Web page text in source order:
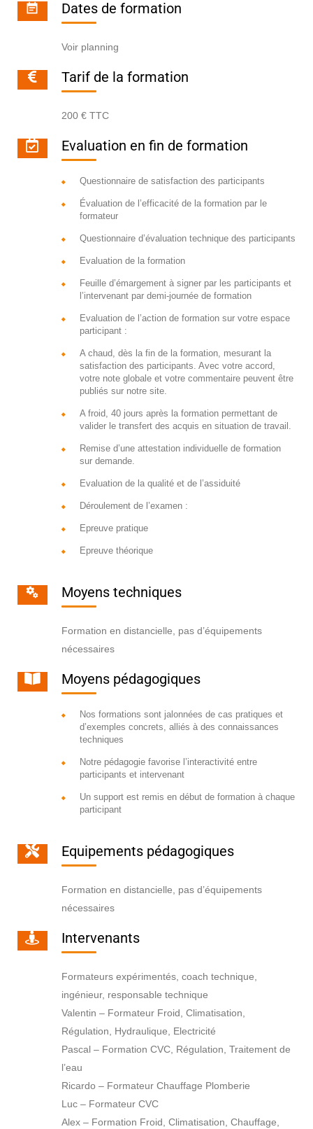
Dates de formation
Voir planning
Tarif de la formation
200 € TTC
Evaluation en fin de formation
Questionnaire de satisfaction des participants
Évaluation de l’efficacité de la formation par le
formateur
Questionnaire d’évaluation technique des participants
Evaluation de la formation
Feuille d’émargement à signer par les participants et
l’intervenant par demi-journée de formation
Evaluation de l’action de formation sur votre espace
participant :
A chaud, dès la fin de la formation, mesurant la
satisfaction des participants. Avec votre accord,
votre note globale et votre commentaire peuvent être
publiés sur notre site.
A froid, 40 jours après la formation permettant de
valider le transfert des acquis en situation de travail.
Remise d’une attestation individuelle de formation
sur demande.
Evaluation de la qualité et de l’assiduité
Déroulement de l’examen :
Epreuve pratique
Epreuve théorique
Moyens techniques
Formation en distancielle, pas d’équipements
nécessaires
Moyens pédagogiques
Nos formations sont jalonnées de cas pratiques et
d’exemples concrets, alliés à des connaissances
techniques
Notre pédagogie favorise l’interactivité entre
participants et intervenant
Un support est remis en début de formation à chaque
participant
Equipements pédagogiques
Formation en distancielle, pas d’équipements
nécessaires
Intervenants
Formateurs expérimentés, coach technique,
ingénieur, responsable technique
Valentin – Formateur Froid, Climatisation,
Régulation, Hydraulique, Electricité
Pascal – Formation CVC, Régulation, Traitement de
l’eau
Ricardo – Formateur Chauffage Plomberie
Luc – Formateur CVC
Alex – Formation Froid, Climatisation, Chauffage,